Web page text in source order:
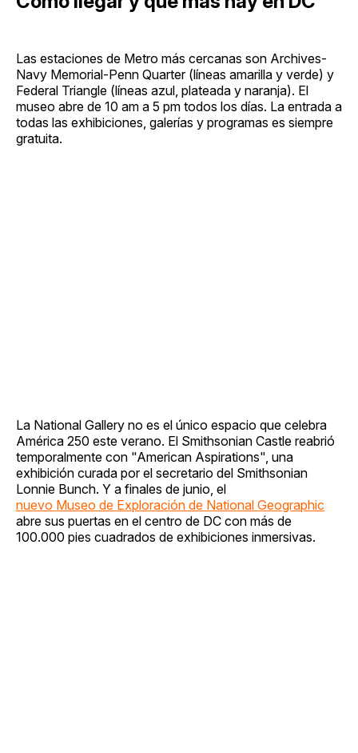
Las estaciones de Metro más cercanas son Archives-
Navy Memorial-Penn Quarter (líneas amarilla y verde) y
Federal Triangle (líneas azul, plateada y naranja). El
museo abre de 10 am a 5 pm todos los días. La entrada a
todas las exhibiciones, galerías y programas es siempre
gratuita.
La National Gallery no es el único espacio que celebra
América 250 este verano. El Smithsonian Castle reabrió
temporalmente con "American Aspirations", una
exhibición curada por el secretario del Smithsonian
Lonnie Bunch. Y a finales de junio, el
nuevo Museo de Exploración de National Geographic
abre sus puertas en el centro de DC con más de
100.000 pies cuadrados de exhibiciones inmersivas.